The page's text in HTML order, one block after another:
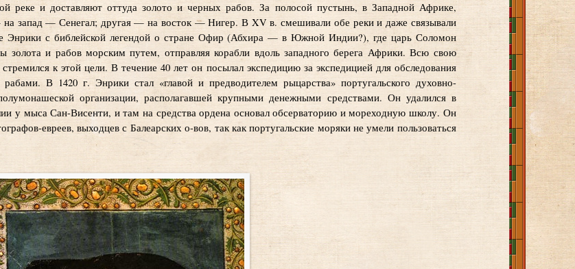
реке и доставляют оттуда золото и черных рабов. За полосой пустынь, в Западной Африке,
на запад — Сенегал; другая — на восток — Нигер. В XV в. смешивали обе реки и даже связывали
Энрики с библейской легендой о стране Офир (Абхира — в Южной Индии?), где царь Соломон
золота и рабов морским путем, отправляя корабли вдоль западного берега Африки. Всю свою
к этой цели. В течение 40 лет он посылал экспедицию за экспедицией для обследования
В 1420 г. Энрики стал «главой и предводителем рыцарства» португальского духовно-
организации, располагавшей крупными денежными средствами. Он удалился в
у мыса Сан-Висенти, и там на средства ордена основал обсерваторию и мореходную школу. Он
евреев, выходцев с Балеарских о-вов, так как португальские моряки не умели пользоваться